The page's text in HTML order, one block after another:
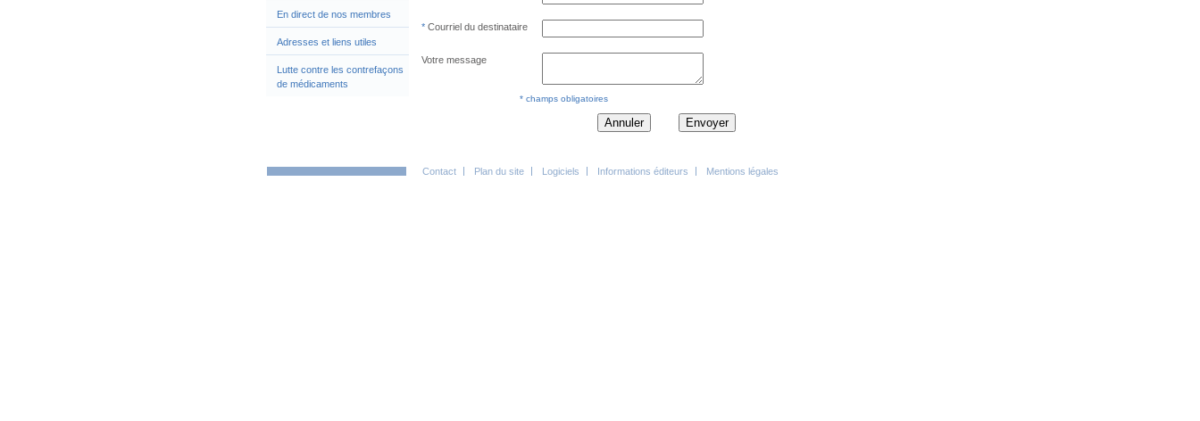
En direct de nos membres
Adresses et liens utiles
Lutte contre les contrefaçons
de médicaments
Courriel du destinataire
Votre message
* champs obligatoires
Annuler Envoyer
Contact Plan du site Logiciels Informations éditeurs Mentions légales